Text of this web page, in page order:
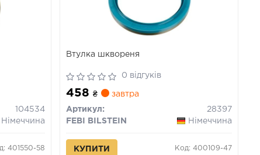
104534
Німеччина
401550-58
Втулка шквореня
0 відгуків
458₴ завтра
Артикул:
28397
FEBI BILSTEIN
Німеччина
КУПИТИ Код: 400109-47